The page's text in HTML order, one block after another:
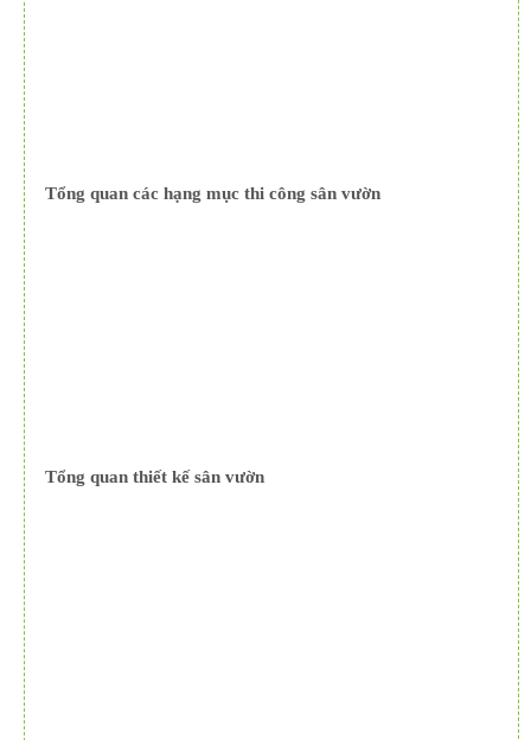
Tổng quan các hạng mục thi công sân vườn
Tổng quan thiết kế sân vườn